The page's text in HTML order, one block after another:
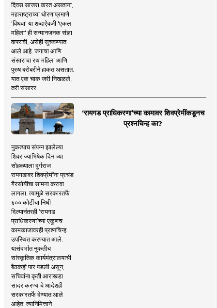
दिवस साजरा करत असताना,
महाराष्ट्राच्या धोरणाप्रमाणे
'विधवा' या शब्दाऐवजी 'एकल
महिला' ही सन्मानजनक संज्ञा
वापरावी, असेही सुचवण्यात
आले आहे. जगाचा आणि
संसाराचा रथ महिला आणि
पुरुष बरोबरीने हाकत असतात.
यात एक चाक जरी निखळले,
तरी संसारर..
‘रायगड प्राधिकरणा’च्या कामावर शिवप्रेमींकडूनच
प्रश्नचिन्ह का?
नुकत्याच संपन्न झालेल्या
शिवराज्याभिषेक दिनाच्या
सोहळ्याला दुर्गराज
रायगडावर शिवप्रेमींना प्रचंड
गैरसोयींचा सामना करावा
लागला. त्यामुळे सरकारतर्फे
६०० कोटींचा निधी
दिल्यानंतरही ‘रायगड
प्राधिकरणा’च्या एकूणच
कामकाजावरही प्रश्नचिन्ह
उपस्थित करण्यात आले.
यासंदर्भात नुकतीच
सांस्कृतिक कार्यमंत्रालयाची
बैठकही पार पडली असून,
सचिवांना कृती आराखडा
सादर करण्याचे आदेशही
सरकारतर्फे देण्यात आले
आहेत. त्यानिमित्ताने